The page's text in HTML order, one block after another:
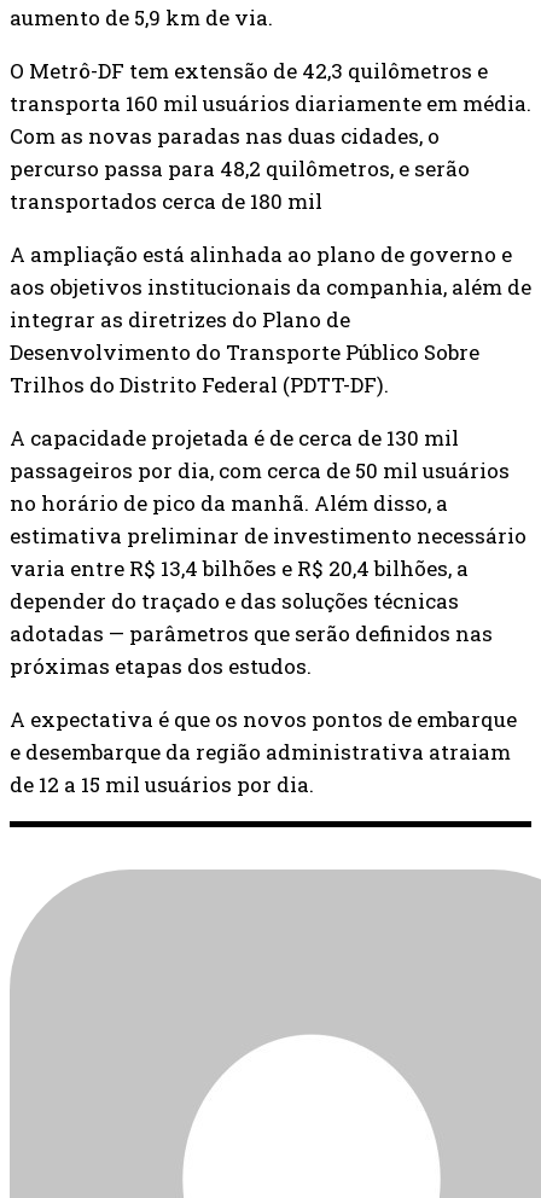
aumento de 5,9 km de via.
O Metrô-DF tem extensão de 42,3 quilômetros e
transporta 160 mil usuários diariamente em média.
Com as novas paradas nas duas cidades, o
percurso passa para 48,2 quilômetros, e serão
transportados cerca de 180 mil
A ampliação está alinhada ao plano de governo e
aos objetivos institucionais da companhia, além de
integrar as diretrizes do Plano de
Desenvolvimento do Transporte Público Sobre
Trilhos do Distrito Federal (PDTT-DF).
A capacidade projetada é de cerca de 130 mil
passageiros por dia, com cerca de 50 mil usuários
no horário de pico da manhã. Além disso, a
estimativa preliminar de investimento necessário
varia entre R$ 13,4 bilhões e R$ 20,4 bilhões, a
depender do traçado e das soluções técnicas
adotadas — parâmetros que serão definidos nas
próximas etapas dos estudos.
A expectativa é que os novos pontos de embarque
e desembarque da região administrativa atraiam
de 12 a 15 mil usuários por dia.